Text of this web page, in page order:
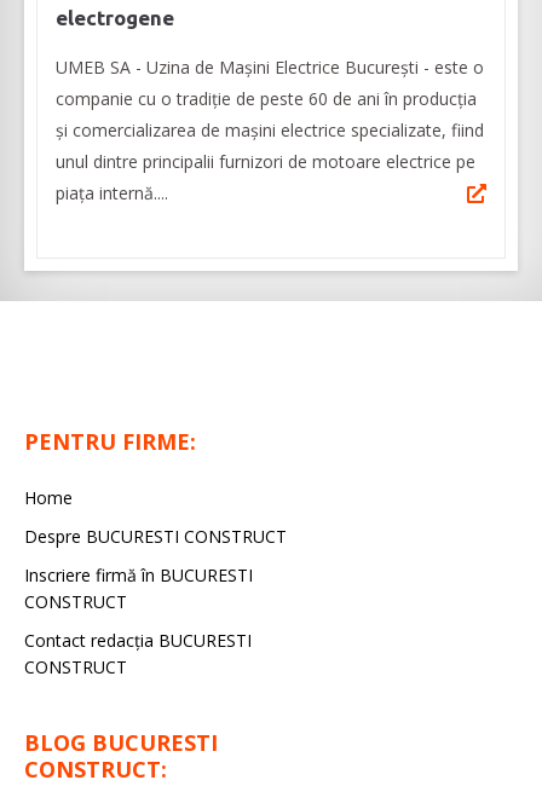
electrogene
UMEB SA - Uzina de Mașini Electrice București - este o
companie cu o tradiție de peste 60 de ani în producția
și comercializarea de mașini electrice specializate, fiind
unul dintre principalii furnizori de motoare electrice pe
piața internă....
PENTRU FIRME:
Home
Despre BUCURESTI CONSTRUCT
Inscriere firmă în BUCURESTI
CONSTRUCT
Contact redacţia BUCURESTI
CONSTRUCT
BLOG BUCURESTI
CONSTRUCT: